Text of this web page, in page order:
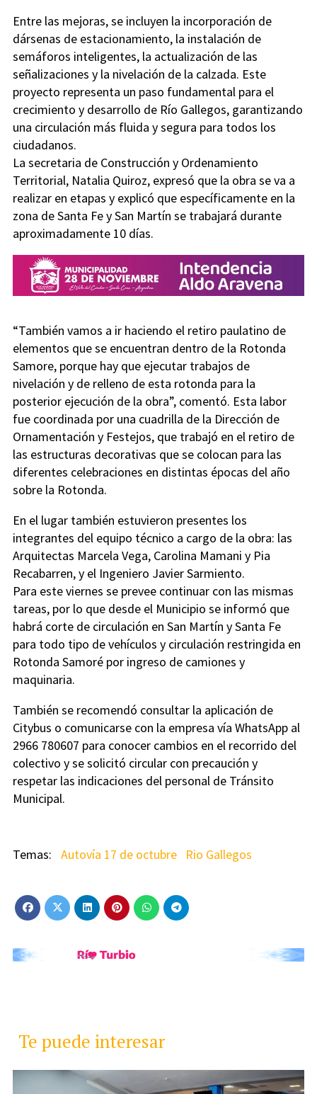
Entre las mejoras, se incluyen la incorporación de
dársenas de estacionamiento, la instalación de
semáforos inteligentes, la actualización de las
señalizaciones y la nivelación de la calzada. Este
proyecto representa un paso fundamental para el
crecimiento y desarrollo de Río Gallegos, garantizando
una circulación más fluida y segura para todos los
ciudadanos.
La secretaria de Construcción y Ordenamiento
Territorial, Natalia Quiroz, expresó que la obra se va a
realizar en etapas y explicó que específicamente en la
zona de Santa Fe y San Martín se trabajará durante
aproximadamente 10 días.
“También vamos a ir haciendo el retiro paulatino de
elementos que se encuentran dentro de la Rotonda
Samore, porque hay que ejecutar trabajos de
nivelación y de relleno de esta rotonda para la
posterior ejecución de la obra”, comentó. Esta labor
fue coordinada por una cuadrilla de la Dirección de
Ornamentación y Festejos, que trabajó en el retiro de
las estructuras decorativas que se colocan para las
diferentes celebraciones en distintas épocas del año
sobre la Rotonda.
En el lugar también estuvieron presentes los
integrantes del equipo técnico a cargo de la obra: las
Arquitectas Marcela Vega, Carolina Mamani y Pia
Recabarren, y el Ingeniero Javier Sarmiento.
Para este viernes se prevee continuar con las mismas
tareas, por lo que desde el Municipio se informó que
habrá corte de circulación en San Martín y Santa Fe
para todo tipo de vehículos y circulación restringida en
Rotonda Samoré por ingreso de camiones y
maquinaria.
También se recomendó consultar la aplicación de
Citybus o comunicarse con la empresa vía WhatsApp al
2966 780607 para conocer cambios en el recorrido del
colectivo y se solicitó circular con precaución y
respetar las indicaciones del personal de Tránsito
Municipal.
Autovía 17 de octubre Rio Gallegos
Te puede interesar